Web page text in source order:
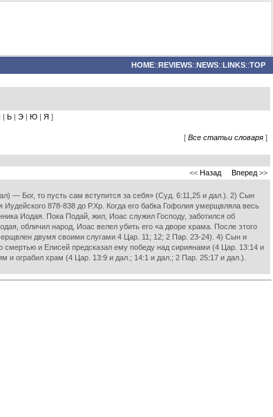
HOME::REVIEWS::NEWS::LINKS::TOP
| Ь | Э | Ю | Я ]
[ Все статьи словаря ]
<< Назад Вперед >>
— Бог, то пусть сам вступится за себя» (Суд. 6:11,25 и дал.). 2) Сын
878-838 до Р.Хр. Когда его бабка Гофолия умерщвляла весь
Иодая. Пока Подай, жил, Иоас служил Господу, заботился об
обличил народ, Иоас велел убить его «а дворе храма. После этого
двумя своими слугами 4 Цар. 11; 12; 2 Пар. 23-24). 4) Сын и
смертью и Елисей предсказал ему победу над сириянами (4 Цар. 13:14 и
и ограбил храм (4 Цар. 13:9 и дал.; 14:1 и дал.; 2 Пар. 25:17 и дал.).